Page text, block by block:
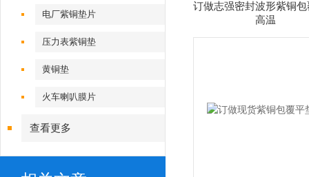
电厂紫铜垫片
压力表紫铜垫
黄铜垫
火车喇叭膜片
查看更多
订做志强密封波形紫铜
高温